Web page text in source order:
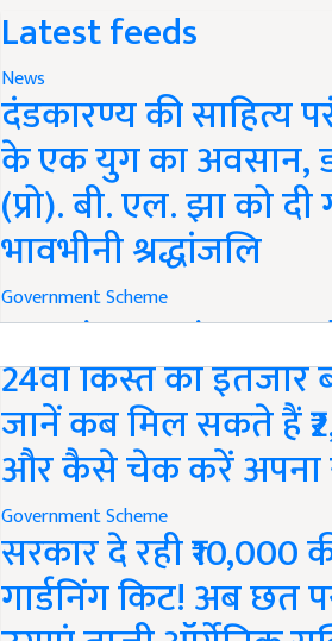
Latest feeds
News
दंडकारण्य की साहित्य
के एक युग का अवसान,
(प्रो). बी. एल. झा को
भावभीनी श्रद्धांजलि
Government Scheme
PM Kisan Yojana
24वीं किस्त का इंतजार
जानें कब मिल सकते हैं
और कैसे चेक करें अपना
Government Scheme
सरकार दे रही ₹10,000
गार्डनिंग किट! अब छत